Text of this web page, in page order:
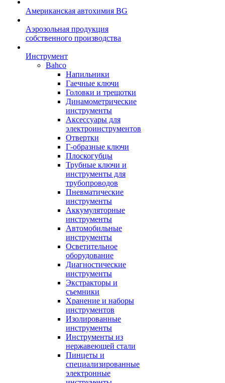
Американская автохимия BG
Аэрозольная продукция
собственного производства
Инструмент
Bahco
Напильники
Гаечные ключи
Головки и трещотки
Динамометрические
инструменты
Аксессуары для
электроинструментов
Отвертки
Г-образные ключи
Плоскогубцы
Трубные ключи и
инструменты для
трубопроводов
Пневматические
инструменты
Аккумуляторные
инструменты
Автомобильные
инструменты
Осветительное
оборудование
Диагностические
инструменты
Экстракторы и
съемники
Хранение и наборы
инструментов
Изолированные
инструменты
Инструменты из
нержавеющей стали
Пинцеты и
специализированные
электронные